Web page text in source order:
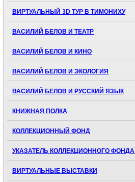
ВИРТУАЛЬНЫЙ 3D ТУР В ТИМОНИХУ
ВАСИЛИЙ БЕЛОВ И ТЕАТР
ВАСИЛИЙ БЕЛОВ И КИНО
ВАСИЛИЙ БЕЛОВ И ЭКОЛОГИЯ
ВАСИЛИЙ БЕЛОВ И РУССКИЙ ЯЗЫК
КНИЖНАЯ ПОЛКА
КОЛЛЕКЦИОННЫЙ ФОНД
УКАЗАТЕЛЬ КОЛЛЕКЦИОННОГО ФОНДА
ВИРТУАЛЬНЫЕ ВЫСТАВКИ